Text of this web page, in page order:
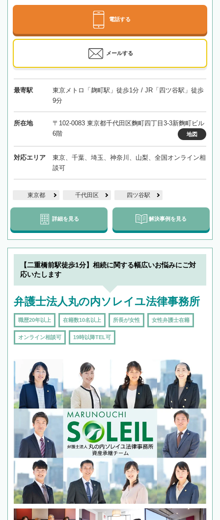
電話する
メールする
最寄駅
東京メトロ「麹町駅」徒歩1分 / JR「四ツ谷駅」徒歩
9分
所在地
〒102-0083 東京都千代田区麴町四丁目3-3新麴町ビル
6階
地図
対応エリア
東京、千葉、埼玉、神奈川、山梨、全国オンライン相
談可
東京都 千代田区 四ツ谷駅
詳細を見る 解決事例を見る
【二重橋前駅徒歩1分】相続に関する幅広いお悩みにご対
応いたします
弁護士法人丸の内ソレイユ法律事務所
職歴20年以上 在籍数10名以上 所長が女性 女性弁護士在籍
オンライン相談可 19時以降TEL可